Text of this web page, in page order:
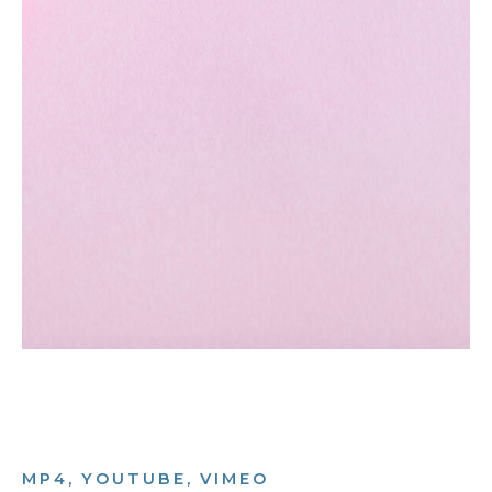
MP4, YOUTUBE, VIMEO